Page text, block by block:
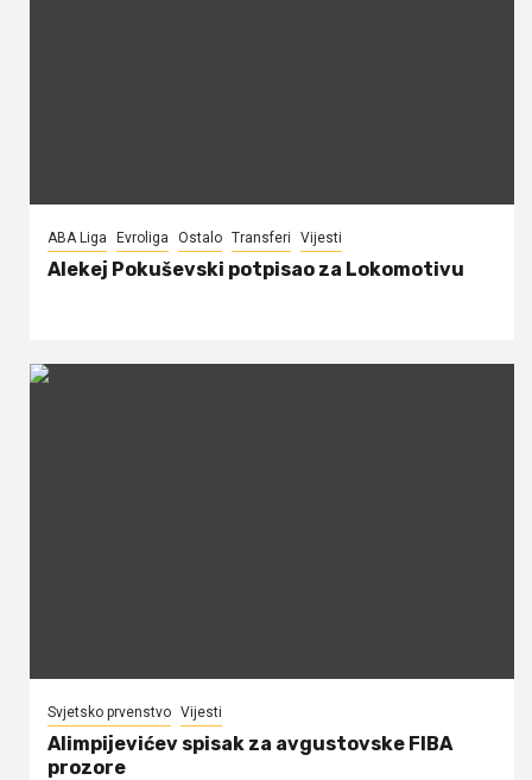
ABA Liga Evroliga Ostalo Transferi Vijesti
Alekej Pokuševski potpisao za Lokomotivu
Svjetsko prvenstvo Vijesti
Alimpijevićev spisak za avgustovske FIBA
prozore